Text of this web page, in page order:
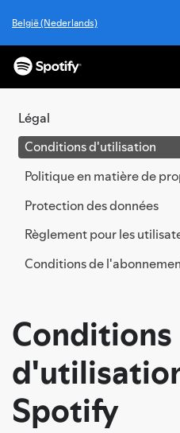
België (Nederlands)
Légal
Conditions d'utilisation
Politique en matière de
Protection des données
Règlement pour les
Conditions de
Conditions
Spotify